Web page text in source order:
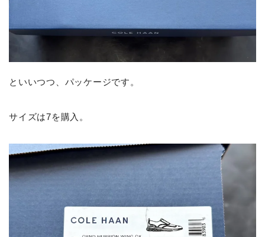
といいつつ、パッケージです。
サイズは7を購入。